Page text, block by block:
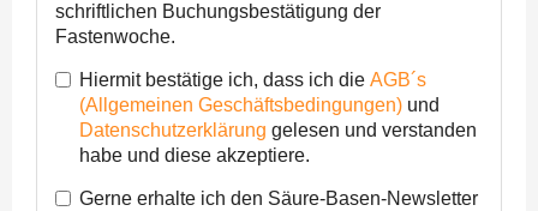
schriftlichen Buchungsbestätigung der
Fastenwoche.
Hiermit bestätige ich, dass ich die AGB´s
(Allgemeinen Geschäftsbedingungen) und
Datenschutzerklärung gelesen und verstanden
habe und diese akzeptiere.
Gerne erhalte ich den Säure-Basen-Newsletter